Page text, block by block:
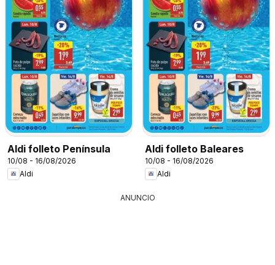
Aldi folleto Península
10/08 - 16/08/2026
Aldi
Aldi folleto Baleares
10/08 - 16/08/2026
Aldi
ANUNCIO